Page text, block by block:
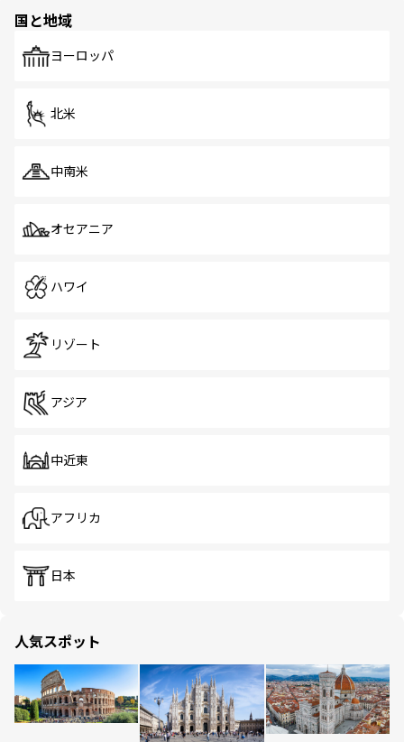
で、ホーカーズは地元の風情を楽しめる外せないスポット
国と地域
ヨーロッパ
北米
中南米
オセアニア
ハワイ
リゾート
アジア
中近東
アフリカ
日本
人気スポット